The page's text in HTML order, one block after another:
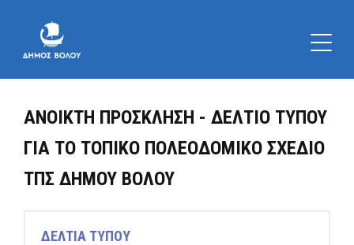
ΑΝΟΙΚΤΗ ΠΡΟΣΚΛΗΣΗ - ΔΕΛΤΙΟ ΤΥΠΟΥ
ΓΙΑ ΤΟ ΤΟΠΙΚΟ ΠΟΛΕΟΔΟΜΙΚΟ ΣΧΕΔΙΟ
ΤΠΣ ΔΗΜΟΥ ΒΟΛΟΥ
ΔΕΛΤΙΑ ΤΥΠΟΥ